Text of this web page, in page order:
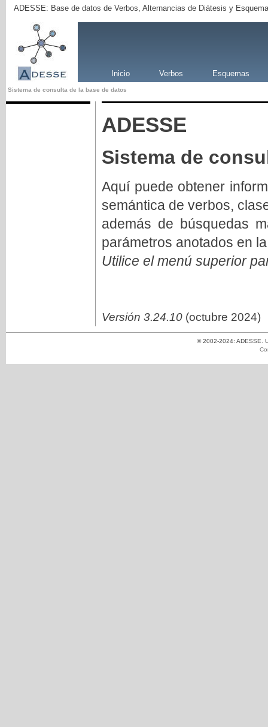
ADESSE: Base de datos de Verbos, Alternancias de Diátesis y
Inicio Verbos Esquemas
Sistema de consulta de la base de datos
ADESSE
Sistema de
Aquí puede obtener
semántica de verbos,
además de búsquedas
parámetros anotados en
Utilice el menú superior
Versión 3.24.10 (octubre 2024)
© 2002-2024: ADESSE.